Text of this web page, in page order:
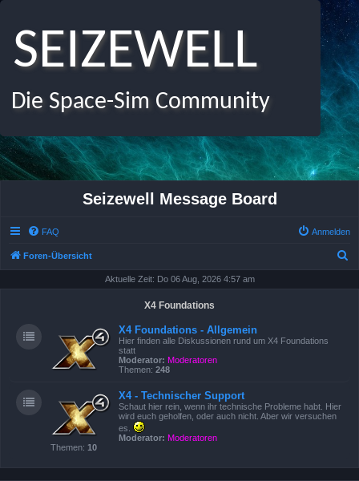
SEIZEWELL
Die Space-Sim Community
Seizewell Message Board
FAQ Anmelden
Foren-Übersicht
Aktuelle Zeit: Do 06 Aug, 2026 4:57 am
X4 Foundations
X4 Foundations - Allgemein
Hier finden alle Diskussionen rund um X4 Foundations
statt
Moderator: Moderatoren
Themen: 248
X4 - Technischer Support
Schaut hier rein, wenn ihr technische Probleme habt. Hier
wird euch geholfen, oder auch nicht. Aber wir versuchen
es.
Moderator: Moderatoren
Themen: 10